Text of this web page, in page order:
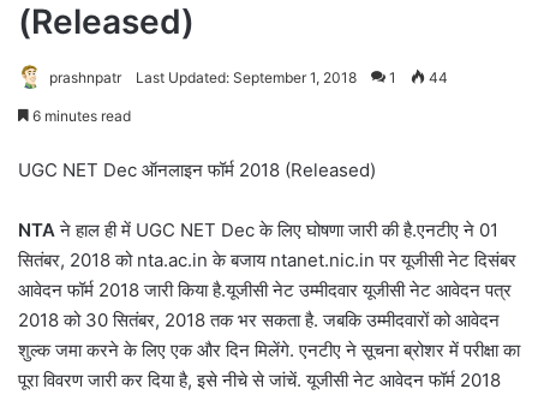
(Released)
prashnpatr Last Updated: September 1, 2018 1 44
6 minutes read
UGC NET Dec ऑनलाइन फॉर्म 2018 (Released)
NTAने हाल ही में UGC NET Dec के लिए घोषणा जारी की है.एनटीए ने 01
सितंबर, 2018 को nta.ac.in के बजाय ntanet.nic.in पर यूजीसी नेट दिसंबर
आवेदन फॉर्म 2018 जारी किया है.यूजीसी नेट उम्मीदवार यूजीसी नेट आवेदन पत्र
2018 को 30 सितंबर, 2018 तक भर सकता है. जबकि उम्मीदवारों को आवेदन
शुल्क जमा करने के लिए एक और दिन मिलेंगे. एनटीए ने सूचना ब्रोशर में परीक्षा का
पूरा विवरण जारी कर दिया है, इसे नीचे से जांचें. यूजीसी नेट आवेदन फॉर्म 2018